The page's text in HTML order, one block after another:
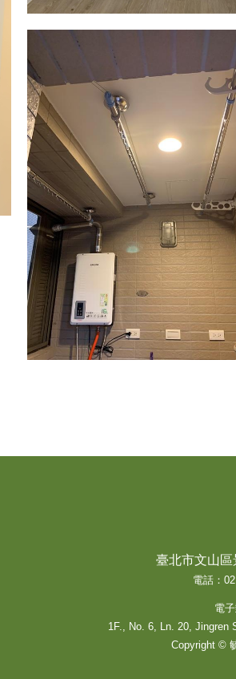
臺北市文山
電話：
電
1F., No. 6, Ln. 20, Jingren
Copyright ©